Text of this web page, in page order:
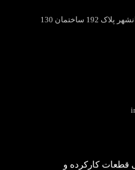
تهران خیابان سمیه نرسیده به ایرانشهر پلاک 192 ساختمان 130
قطعات کارکرده و